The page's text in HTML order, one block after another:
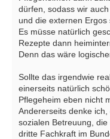
dürfen, sodass wir
und die externen Ergos
Es müsse natürlich
Rezepte dann
Denn das wäre
Sollte das irgendwie
einerseits natürlich
Pflegeheim eben nicht
Andererseits denke
sozialen Betreuung,
dritte Fachkraft im